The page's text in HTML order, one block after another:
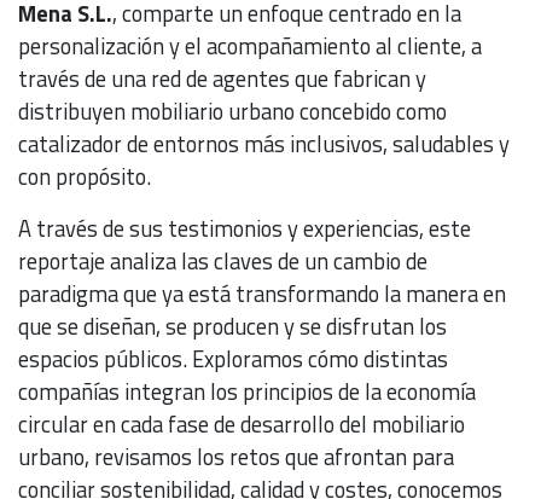
Mena S.L., comparte un enfoque centrado en la
personalización y el acompañamiento al cliente, a
través de una red de agentes que fabrican y
distribuyen mobiliario urbano concebido como
catalizador de entornos más inclusivos, saludables y
con propósito.
A través de sus testimonios y experiencias, este
reportaje analiza las claves de un cambio de
paradigma que ya está transformando la manera en
que se diseñan, se producen y se disfrutan los
espacios públicos. Exploramos cómo distintas
compañías integran los principios de la economía
circular en cada fase de desarrollo del mobiliario
urbano, revisamos los retos que afrontan para
conciliar sostenibilidad, calidad y costes, conocemos